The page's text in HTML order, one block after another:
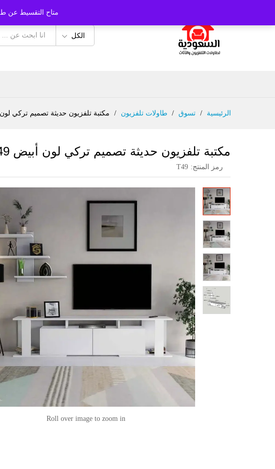
متاح التقسيط عن
الكل
الرئيسية / تسوق / طاولات تلفزيون / مكتبة تلفزيون حديثة تصميم تركي لون
مكتبة تلفزيون حديثة تصميم تركي لون أبيض 49
رمز المنتج: T49
Roll over image to zoom in